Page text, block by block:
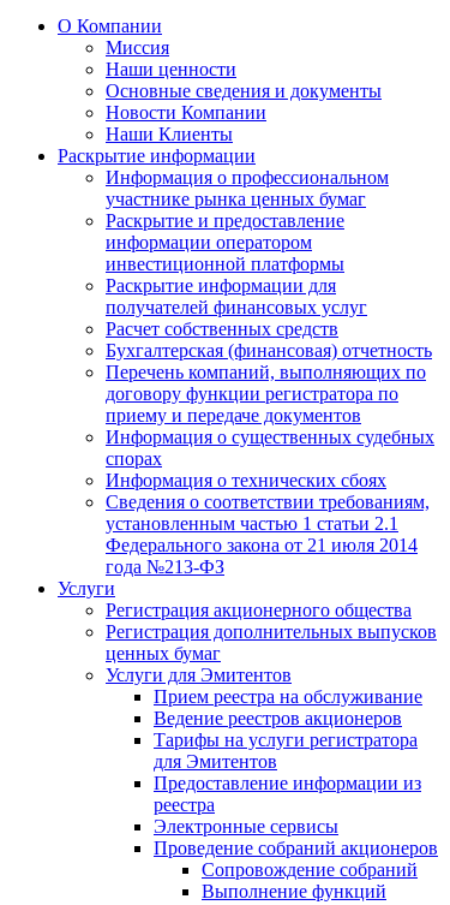
О Компании
Миссия
Наши ценности
Основные сведения и документы
Новости Компании
Наши Клиенты
Раскрытие информации
Информация о профессиональном
участнике рынка ценных бумаг
Раскрытие и предоставление
информации оператором
инвестиционной платформы
Раскрытие информации для
получателей финансовых услуг
Расчет собственных средств
Бухгалтерская (финансовая) отчетность
Перечень компаний, выполняющих по
договору функции регистратора по
приему и передаче документов
Информация о существенных судебных
спорах
Информация о технических сбоях
Сведения о соответствии требованиям,
установленным частью 1 статьи 2.1
Федерального закона от 21 июля 2014
года №213-ФЗ
Услуги
Регистрация акционерного общества
Регистрация дополнительных выпусков
ценных бумаг
Услуги для Эмитентов
Прием реестра на обслуживание
Ведение реестров акционеров
Тарифы на услуги регистратора
для Эмитентов
Предоставление информации из
реестра
Электронные сервисы
Проведение собраний акционеров
Сопровождение собраний
Выполнение функций